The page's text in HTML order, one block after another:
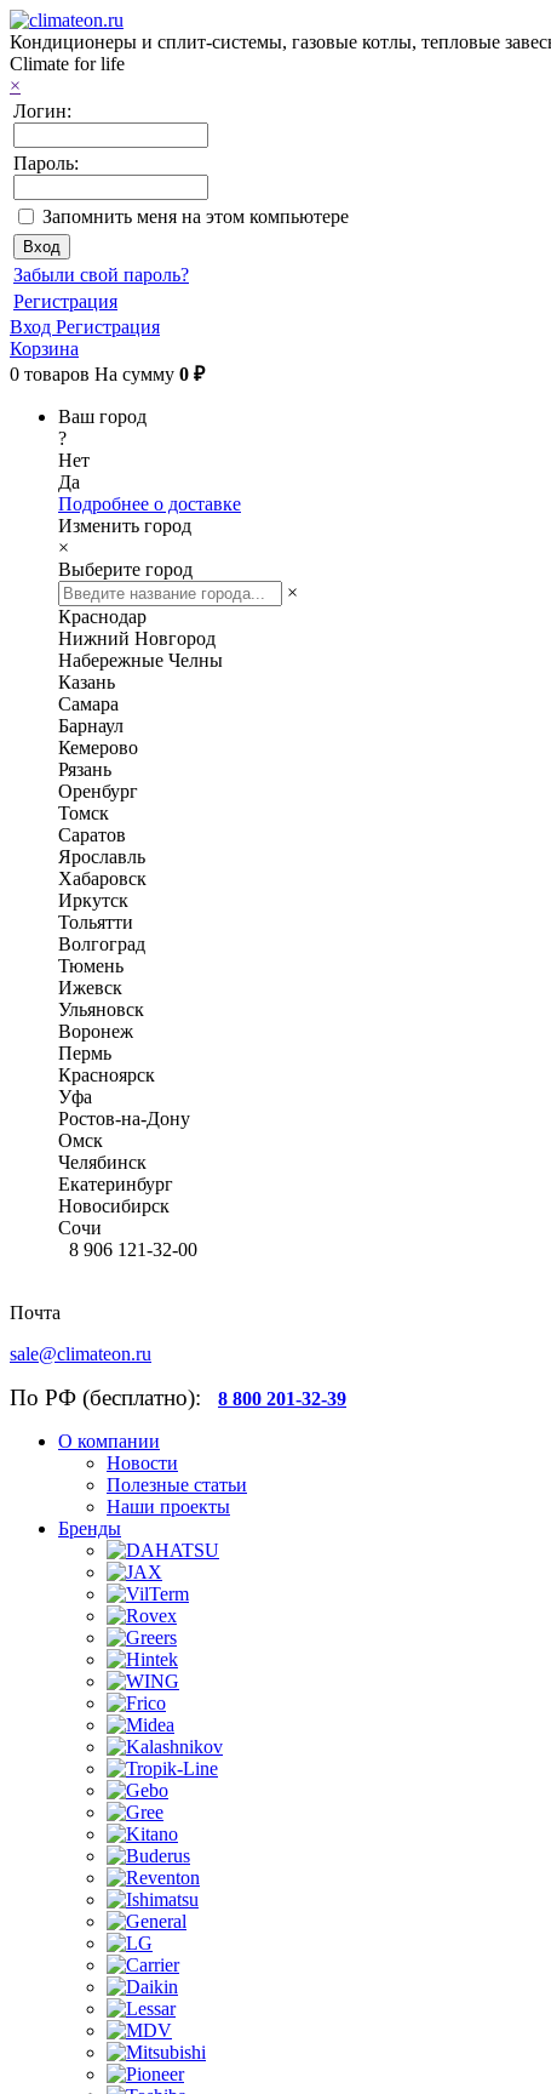
Кондиционеры и сплит-системы, газовые котлы, тепловые
Climate for life
×
Логин:
Пароль:
Запомнить меня на этом компьютере
Забыли свой пароль?
Регистрация
Вход Регистрация
Корзина
0 товаров На сумму 0 ₽
Ваш город
?
Нет
Да
Подробнее о доставке
Изменить город
×
Выберите город
×
Краснодар
Нижний Новгород
Набережные Челны
Казань
Самара
Барнаул
Кемерово
Рязань
Оренбург
Томск
Саратов
Ярославль
Хабаровск
Иркутск
Тольятти
Волгоград
Тюмень
Ижевск
Ульяновск
Воронеж
Пермь
Красноярск
Уфа
Ростов-на-Дону
Омск
Челябинск
Екатеринбург
Новосибирск
Сочи
8 906 121-32-00
Почта
sale@climateon.ru
По РФ (бесплатно): 8 800 201-32-39
О компании
Новости
Полезные статьи
Наши проекты
Бренды